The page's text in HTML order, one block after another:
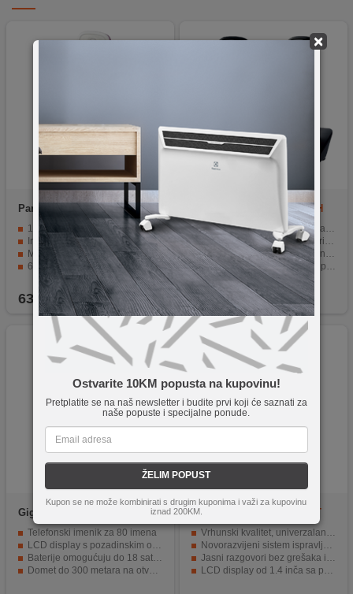
×
Ostvarite 10KM popusta na kupovinu!
Pretplatite se na naš newsletter i budite prvi koji će saznati za
naše popuste i specijalne ponude.
ŽELIM POPUST
Kupon se ne može kombinirati s drugim kuponima i važi za kupovinu
iznad 200KM.
Panasonic KX-TG1611FXF
1.25" LED ekran s jantar pozadinskim osvjetljenjem
Imenik sa 50 brojeva i prikaz poziva
Mogućnost postavljanja na zid
6 melodija i tonova sa 5 koraka glasnoće
Ni-Mh 2 x AAA punjive baterije
63,90 KM
KX-TG1612FXH
LED display od 1.25" sa narandžastom osvetljenjem
Identifikacija poziva i memorija od 50 brojeva
Robustan dizajn i jednostavna instalacija
Napredne opcije kao što su ponovno pozivanje
Dugotrajne Ni-MH punjive baterije za do 15 sati razgovora
119,90 KM
Gigaset
Telefonski imenik za 80 imena
LCD display s pozadinskim osvjetljenjem
Baterije omogućuju do 18 sati razgovora
Domet do 300 metara na otvorenom
Panasonic KX-TG2511FXT
Vrhunski kvalitet, univerzalan dizajn, jedinstvena tehnologija
Novorazvijeni sistem ispravljanja grešaka
Jasni razgovori bez grešaka ili prekida
LCD display od 1.4 inča sa pozadinskim svetlom